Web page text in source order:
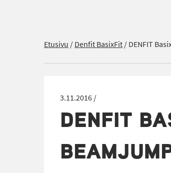
Etusivu /Denfit BasixFit/DENFIT
3.11.2016 /
DENFIT